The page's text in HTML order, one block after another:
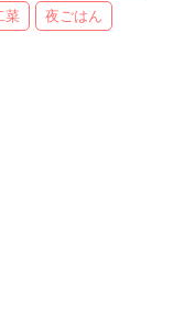
菜 夜ごはん